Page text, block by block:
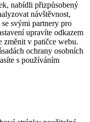
nabídli přizpůsobený
návštěvnost,
svými partnery pro
upravíte odkazem
v patičce webu.
ochrany osobních
s používáním